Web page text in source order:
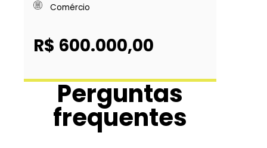
Comércio
R$ 600.000,00
Perguntas
frequentes